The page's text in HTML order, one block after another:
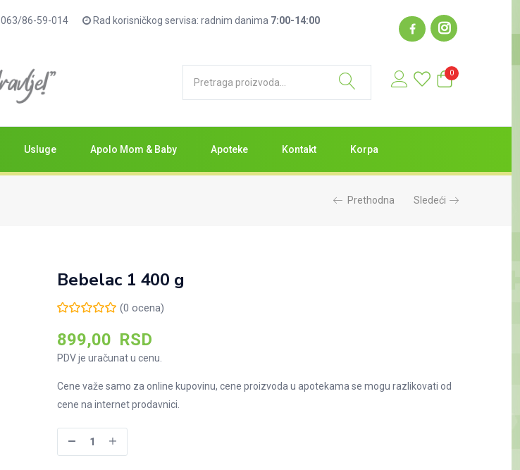
063/86-59-014 Rad korisničkog servisa: radnim danima 7:00-14:00
0
Usluge Apolo Mom & Baby Apoteke Kontakt Korpa
Prethodna Sledeći
Bebelac 1 400 g
(0 ocena)
899,00 RSD
PDV je uračunat u cenu.
Cene važe samo za online kupovinu, cene proizvoda u apotekama se mogu razlikovati od
cene na internet prodavnici.
Bebelac
1